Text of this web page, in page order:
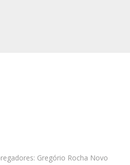
Gregório Rocha Novo